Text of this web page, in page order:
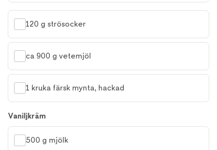
120 g strösocker
ca 900 g vetemjöl
1 kruka färsk mynta, hackad
Vaniljkräm
500 g mjölk